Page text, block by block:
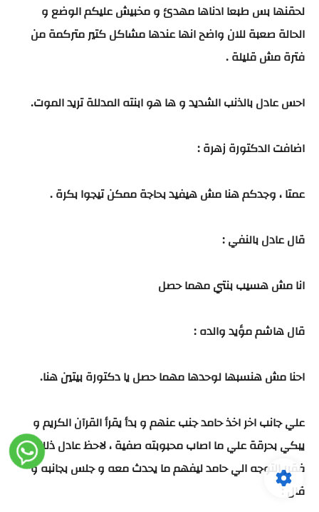
لحقنها بس طبعا ادناها مهدئ و مخبيش عليكم الوضع و
الحالة صعبة للان واضح انها عندها مشاكل كتير متركمة من
فترة مش قليلة .
احس عادل بالذنب الشديد و ها هو ابنته المدللة تريد الموت.
اضافت الدكتورة زهرة :
عمتا ، وجدكم هنا مش هيفيد بحاجة ممكن تيجوا بكرة .
قال عادل بالنفي :
انا مش هسيب بنتي مهما حصل
قال هاشم مؤيد والده :
احنا مش هنسبها لوحدها مهما حصل يا دكتورة بيتين هنا.
علي جانب اخر اخذ حامد جنب عنهم و بدأ يقرأ القرآن الكريم و
يبكي بحرقة علي ما اصاب محبوبته صفية ، لاحظ عادل ذلك
فقرر التوجه الي حامد ليفهم ما يحدث معه و جلس بجانبه و
قال :